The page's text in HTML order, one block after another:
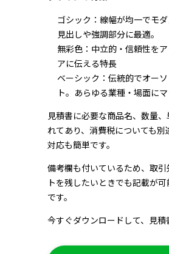
ゴシック：線幅が均一でモダ
見出しや強調部分に最適。
無彩色：中立的・信頼性を
アに伝える特長
ベーシック：伝統的でオー
ト。あらゆる業種・場面にマ
見積書に必要な商品名、数量
れてあり、消費税についても
対応も簡単です。
備考欄も付いているため、取
トを残したいときでも記載が
です。
今すぐダウンロードして、見積